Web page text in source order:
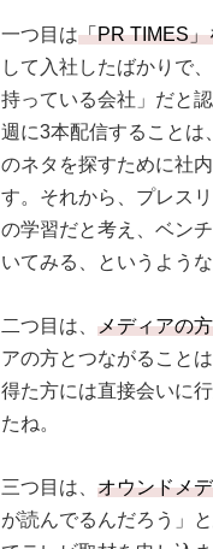
一つ目は「PR TIMES
して入社したばかりで
持っている会社」だと
週に3本配信することは
のネタを探すために社
す。それから、プレス
の学習だと考え、ベン
いてみる、というよう
二つ目は、 メディアの
アの方とつながること
得た方には直接会いに
たね。
三つ目は、 オウンドメ
が読んでるんだろう」